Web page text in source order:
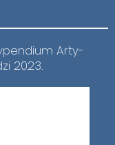
Ar­ty­
2023.